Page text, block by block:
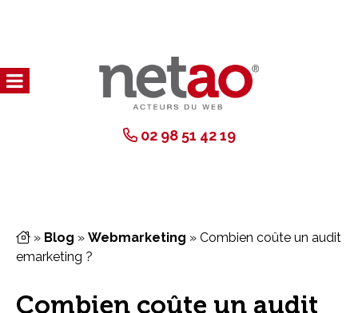
02 98 51 42 19
» Blog » Webmarketing » Combien coûte un audit
emarketing ?
Combien coûte un audit